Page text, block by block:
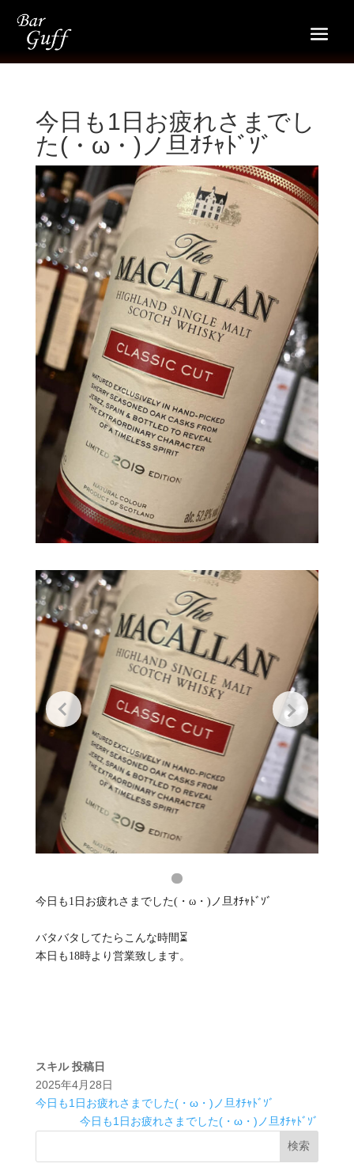
今日も1日お疲れさまでし
た(・ω・)ノ旦ｵﾁｬﾄﾞｿﾞ
今日も1日お疲れさまでした(・ω・)ノ旦ｵﾁｬﾄﾞｿﾞ
バタバタしてたらこんな時間⏳
本日も18時より営業致します。
スキル 投稿日
2025年4月28日
今日も1日お疲れさまでした(・ω・)ノ旦ｵﾁｬﾄﾞｿﾞ
今日も1日お疲れさまでした(・ω・)ノ旦ｵﾁｬﾄﾞｿﾞ
検索